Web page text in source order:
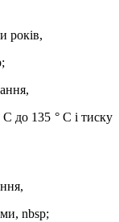
років,
C до 135 ° C і тиску
nbsp;